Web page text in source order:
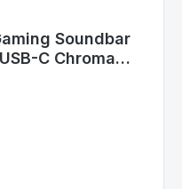
Soundbar
C Chroma